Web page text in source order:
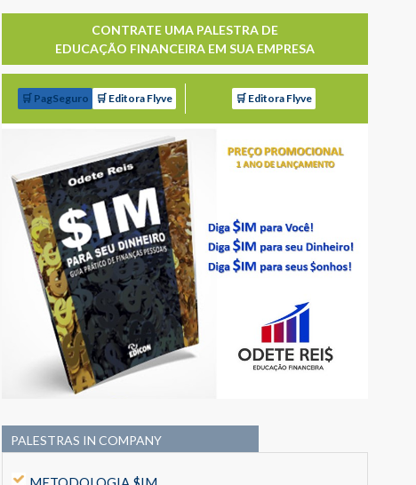
CONTRATE UMA PALESTRA DE
EDUCAÇÃO FINANCEIRA EM SUA EMPRESA
🛒 PagSeguro 🛒 Editora Flyve 🛒 Editora Flyve
PALESTRAS IN COMPANY